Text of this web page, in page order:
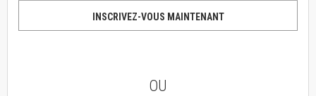
INSCRIVEZ-VOUS MAINTENANT
OU